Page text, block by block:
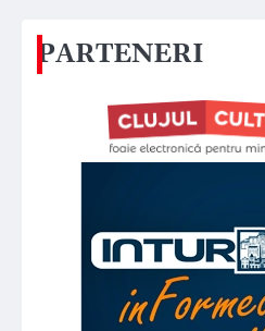
PARTENERI